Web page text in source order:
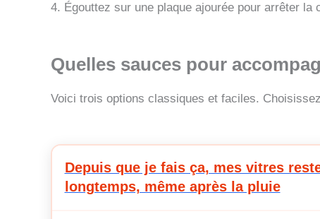
4. Égouttez sur une plaque ajourée pour arrêter
Quelles sauces pour
Voici trois options classiques et faciles.
Depuis que je fais ça, mes vitres
longtemps, même après la pluie